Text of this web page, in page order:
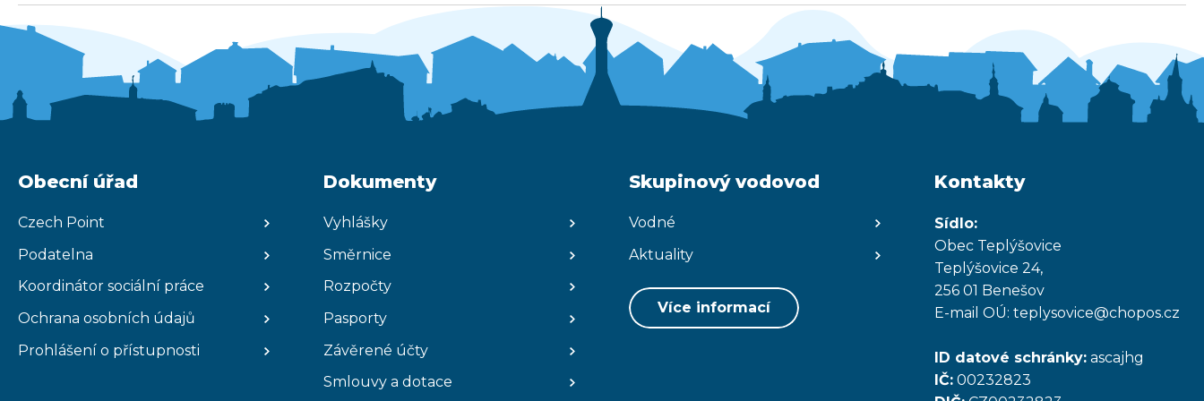
Obecní úřad
Czech Point
Podatelna
Koordinátor sociální práce
Ochrana osobních údajů
Prohlášení o přístupnosti
Dokumenty
Vyhlášky
Směrnice
Rozpočty
Pasporty
Závěrené účty
Smlouvy a dotace
Skupinový vodovod
Vodné
Aktuality
Více informací
Kontakty
Sídlo:
Obec Teplýšovice
Teplýšovice 24,
256 01 Benešov
E-mail OÚ: teplysovice@chopos.cz
ID datové schránky: ascajhg
IČ: 00232823